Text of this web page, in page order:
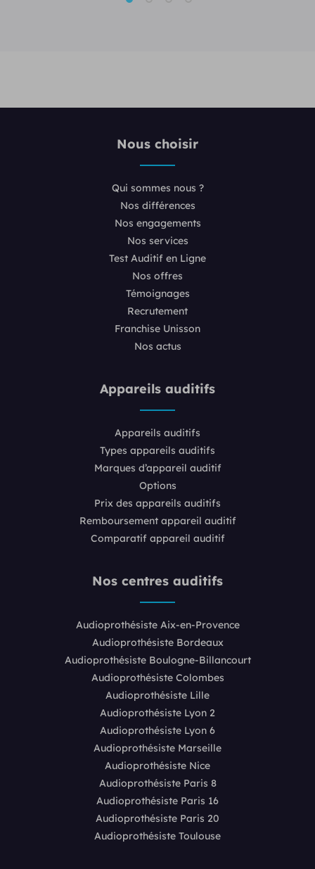
Nous choisir
Qui sommes nous ?
Nos différences
Nos engagements
Nos services
Test Auditif en Ligne
Nos offres
Témoignages
Recrutement
Franchise Unisson
Nos actus
Appareils auditifs
Appareils auditifs
Types appareils auditifs
Marques d’appareil auditif
Options
Prix des appareils auditifs
Remboursement appareil auditif
Comparatif appareil auditif
Nos centres auditifs
Audioprothésiste Aix-en-Provence
Audioprothésiste Bordeaux
Audioprothésiste Boulogne-Billancourt
Audioprothésiste Colombes
Audioprothésiste Lille
Audioprothésiste Lyon 2
Audioprothésiste Lyon 6
Audioprothésiste Marseille
Audioprothésiste Nice
Audioprothésiste Paris 8
Audioprothésiste Paris 16
Audioprothésiste Paris 20
Audioprothésiste Toulouse